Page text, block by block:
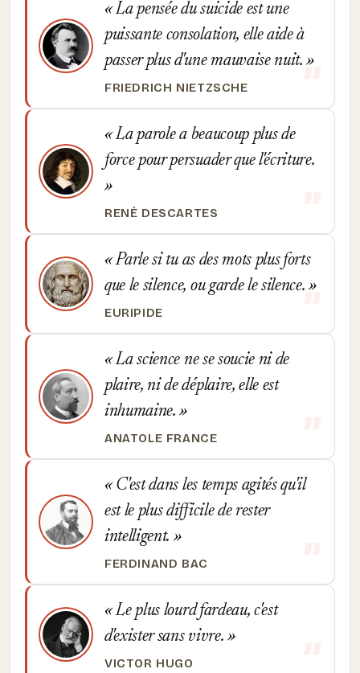
La pensée du suicide est une
puissante consolation, elle aide à
passer plus d'une mauvaise nuit.
FRIEDRICH NIETZSCHE
La parole a beaucoup plus de
force pour persuader que l'écriture.
RENÉ DESCARTES
Parle si tu as des mots plus forts
que le silence, ou garde le silence.
EURIPIDE
La science ne se soucie ni de
plaire, ni de déplaire, elle est
inhumaine.
ANATOLE FRANCE
C'est dans les temps agités qu'il
est le plus difficile de rester
intelligent.
FERDINAND BAC
Le plus lourd fardeau, c'est
d'exister sans vivre.
VICTOR HUGO